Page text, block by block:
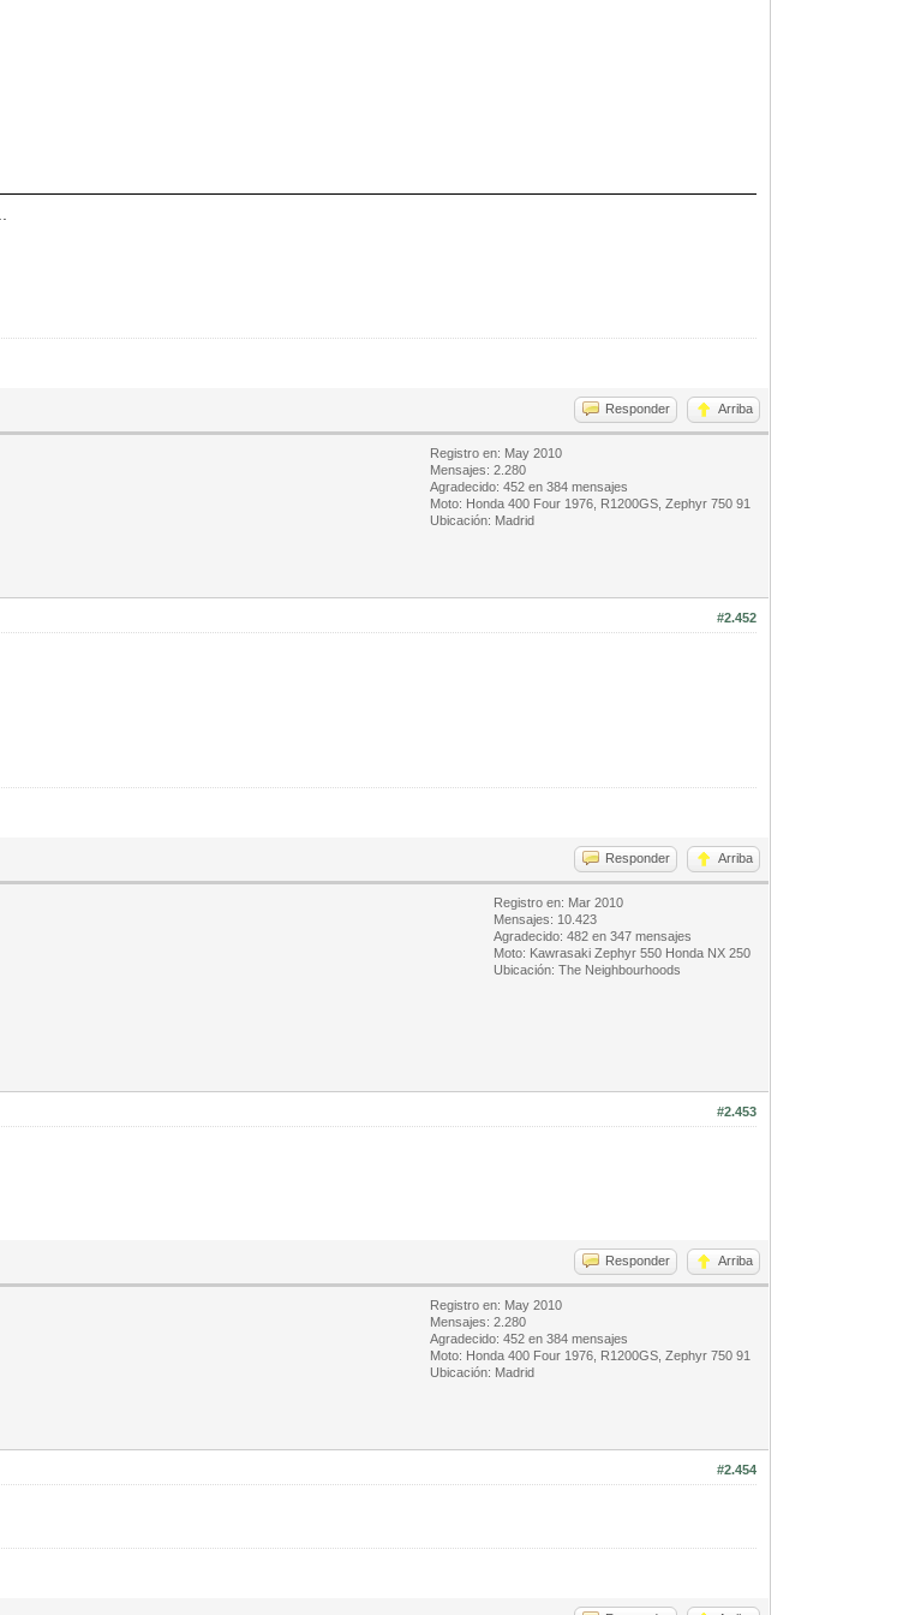
Responder Arriba
Registro en: May 2010
Mensajes: 2.280
Agradecido: 452 en 384 mensajes
Moto: Honda 400 Four 1976, R1200GS, Zephyr 750 91
Ubicación: Madrid
#2.452
Responder Arriba
Registro en: Mar 2010
Mensajes: 10.423
Agradecido: 482 en 347 mensajes
Moto: Kawrasaki Zephyr 550 Honda NX 250
Ubicación: The Neighbourhoods
#2.453
Responder Arriba
Registro en: May 2010
Mensajes: 2.280
Agradecido: 452 en 384 mensajes
Moto: Honda 400 Four 1976, R1200GS, Zephyr 750 91
Ubicación: Madrid
#2.454